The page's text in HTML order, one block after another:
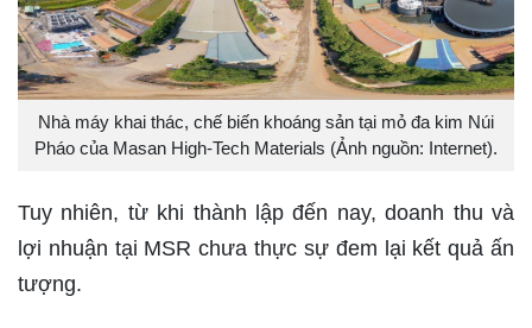
Nhà máy khai thác, chế biến khoáng sản tại mỏ đa kim Núi
Pháo của Masan High-Tech Materials (Ảnh nguồn: Internet).
Tuy nhiên, từ khi thành lập đến nay, doanh thu và
lợi nhuận tại MSR chưa thực sự đem lại kết quả ấn
tượng.